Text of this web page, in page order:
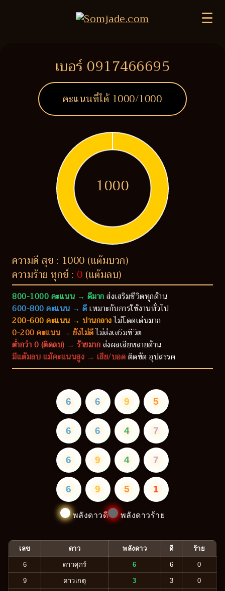
☰
เบอร์ 0917466695
คะแนนที่ได้ 1000/1000
1000
ความดี สุข : 1000 (แต้มบวก)
ความร้าย ทุกข์ : 0 (แต้มลบ)
800-1000 คะแนน → ดีมากส่งเสริมชีวิตทุกด้าน
600-800 คะแนน → ดีเหมาะกับการใช้งานทั่วไป
200-600 คะแนน → ปานกลางไม่โดดเด่นมาก
0-200 คะแนน → ยังไม่ดีไม่ส่งเสริมชีวิต
ต่ำกว่า 0 (ติดลบ) → ร้ายมากส่งผลเสียหลายด้าน
มีแต้มลบ แม้คะแนนสูง → เสีย/บอดติดขัด อุปสรรค
6 6 9 5
6 6 4 7
6 9 4 7
6 9 5 1
พลังดาวดี พลังดาวร้าย
เลข ดาว พลังดาว ดี ร้าย
6 ดาวศุกร์ 6 6 0
9 ดาวเกตุ 3 3 0